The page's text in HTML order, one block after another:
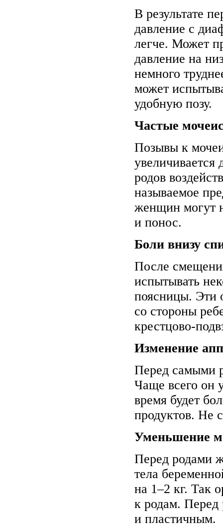
В результате
давление с
легче. Может
давление на
немного
может
удобную позу.
Частые
Позывы к
родов
называемое
женщин могут
и понос.
Боли внизу
После
испытывать
поясницы. Эти
со стороны
крестцово-
Изменение
Перед самыми
Чаще всего он
время будет
продуктов. Не
Уменьшение
Перед родами
тела
на 1–2 кг. Так
к родам. Перед
и пластичным.